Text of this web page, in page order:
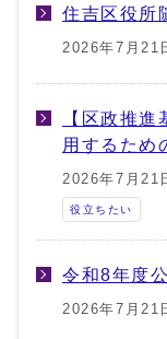
住吉区役所
2026年7月21
【区政推
用するため
2026年7月21
役立ちたい
令和8年度
2026年7月21